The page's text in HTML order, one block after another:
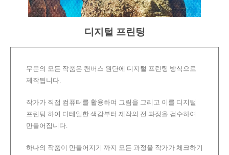
디지털 프린팅
무문의 모든 작품은 캔버스 원단에 디지털 프린팅 방식으로
제작됩니다.
작가가 직접 컴퓨터를 활용하여 그림을 그리고 이를 디지털
프린팅 하여 디테일한 색감부터 제작의 전 과정을 검수하여
만들어집니다.
하나의 작품이 만들어지기 까지 모든 과정을 작가가 체크하기